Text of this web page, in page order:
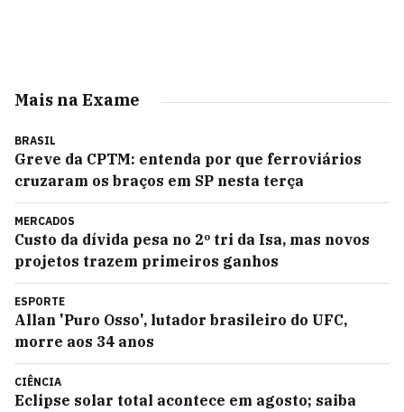
Mais na Exame
BRASIL
Greve da CPTM: entenda por que ferroviários
cruzaram os braços em SP nesta terça
MERCADOS
Custo da dívida pesa no 2º tri da Isa, mas novos
projetos trazem primeiros ganhos
ESPORTE
Allan 'Puro Osso', lutador brasileiro do UFC,
morre aos 34 anos
CIÊNCIA
Eclipse solar total acontece em agosto; saiba